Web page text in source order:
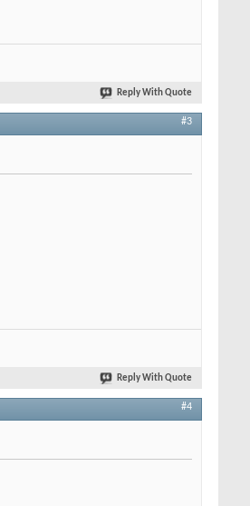
Reply With Quote
#3
Reply With Quote
#4